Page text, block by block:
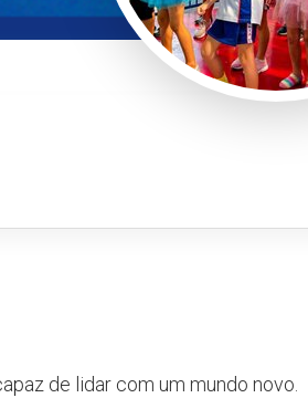
de lidar com um mundo novo.